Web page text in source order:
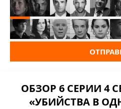
ОБЗОР 6 СЕРИИ 4
«УБИЙСТВА В